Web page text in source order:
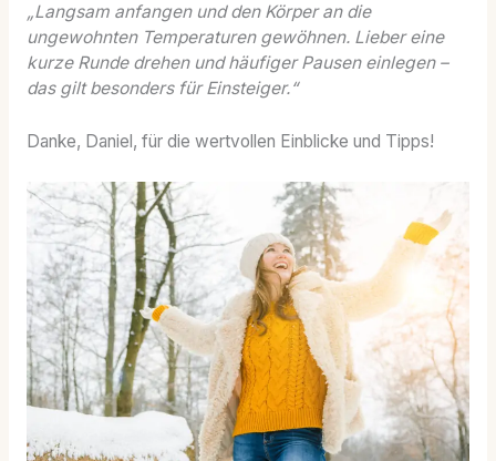
„Langsam anfangen und den Körper an die
ungewohnten Temperaturen gewöhnen. Lieber eine
kurze Runde drehen und häufiger Pausen einlegen –
das gilt besonders für Einsteiger.“
Danke, Daniel, für die wertvollen Einblicke und Tipps!